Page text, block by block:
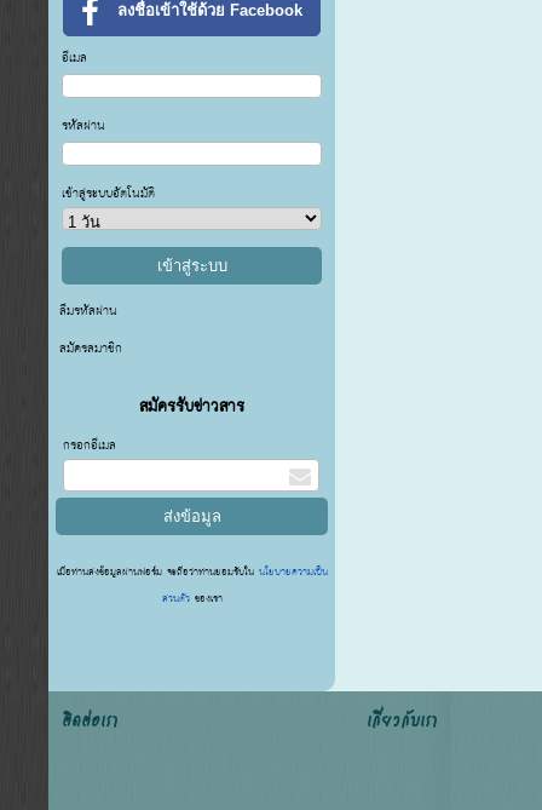
ลงชื่อเข้าใช้ด้วย Facebook
อีเมล
รหัสผ่าน
เข้าสู่ระบบอัตโนมัติ
ลืมรหัสผ่าน
สมัครสมาชิก
สมัครรับข่าวสาร
กรอกอีเมล
เมื่อท่านส่งข้อมูลผ่านฟอร์ม จะถือว่าท่านยอมรับในนโยบายความเป็น
ส่วนตัว ของเรา
ติดต่อเรา เกี่ยวกับเรา